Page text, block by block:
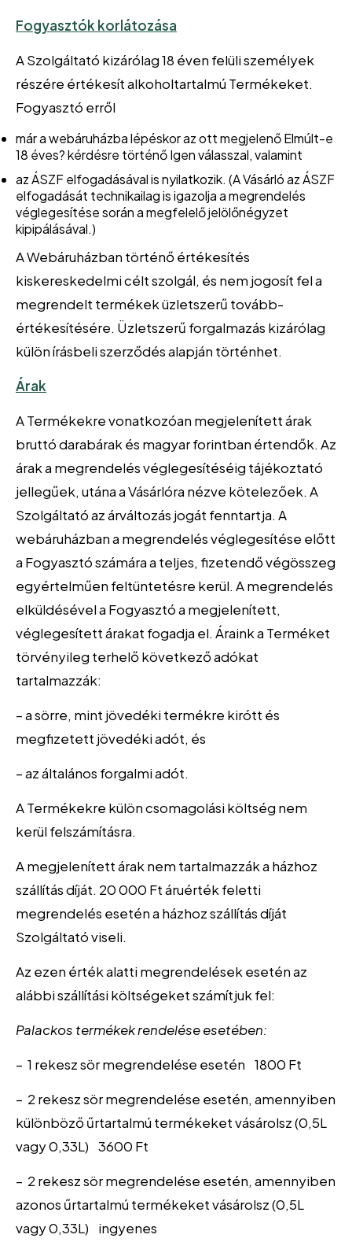
Fogyasztók korlátozása
A Szolgáltató kizárólag 18 éven felüli személyek
részére értékesít alkoholtartalmú Termékeket.
Fogyasztó erről
már a webáruházba lépéskor az ott megjelenő Elmúlt-e
18 éves? kérdésre történő Igen válasszal, valamint
az ÁSZF elfogadásával is nyilatkozik. (A Vásárló az ÁSZF
elfogadását technikailag is igazolja a megrendelés
véglegesítése során a megfelelő jelölőnégyzet
kipipálásával.)
A Webáruházban történő értékesítés
kiskereskedelmi célt szolgál, és nem jogosít fel a
megrendelt termékek üzletszerű tovább-
értékesítésére. Üzletszerű forgalmazás kizárólag
külön írásbeli szerződés alapján történhet.
Árak
A Termékekre vonatkozóan megjelenített árak
bruttó darabárak és magyar forintban értendők. Az
árak a megrendelés véglegesítéséig tájékoztató
jellegűek, utána a Vásárlóra nézve kötelezőek. A
Szolgáltató az árváltozás jogát fenntartja. A
webáruházban a megrendelés véglegesítése előtt
a Fogyasztó számára a teljes, fizetendő végösszeg
egyértelműen feltüntetésre kerül. A megrendelés
elküldésével a Fogyasztó a megjelenített,
véglegesített árakat fogadja el. Áraink a Terméket
törvényileg terhelő következő adókat
tartalmazzák:
– a sörre, mint jövedéki termékre kirótt és
megfizetett jövedéki adót, és
– az általános forgalmi adót.
A Termékekre külön csomagolási költség nem
kerül felszámításra.
A megjelenített árak nem tartalmazzák a házhoz
szállítás díját. 20 000 Ft áruérték feletti
megrendelés esetén a házhoz szállítás díját
Szolgáltató viseli.
Az ezen érték alatti megrendelések esetén az
alábbi szállítási költségeket számítjuk fel:
Palackos termékek rendelése esetében:
– 1 rekesz sör megrendelése esetén 1800 Ft
– 2 rekesz sör megrendelése esetén, amennyiben
különböző űrtartalmú termékeket vásárolsz (0,5L
vagy 0,33L) 3600 Ft
– 2 rekesz sör megrendelése esetén, amennyiben
azonos űrtartalmú termékeket vásárolsz (0,5L
vagy 0,33L) ingyenes